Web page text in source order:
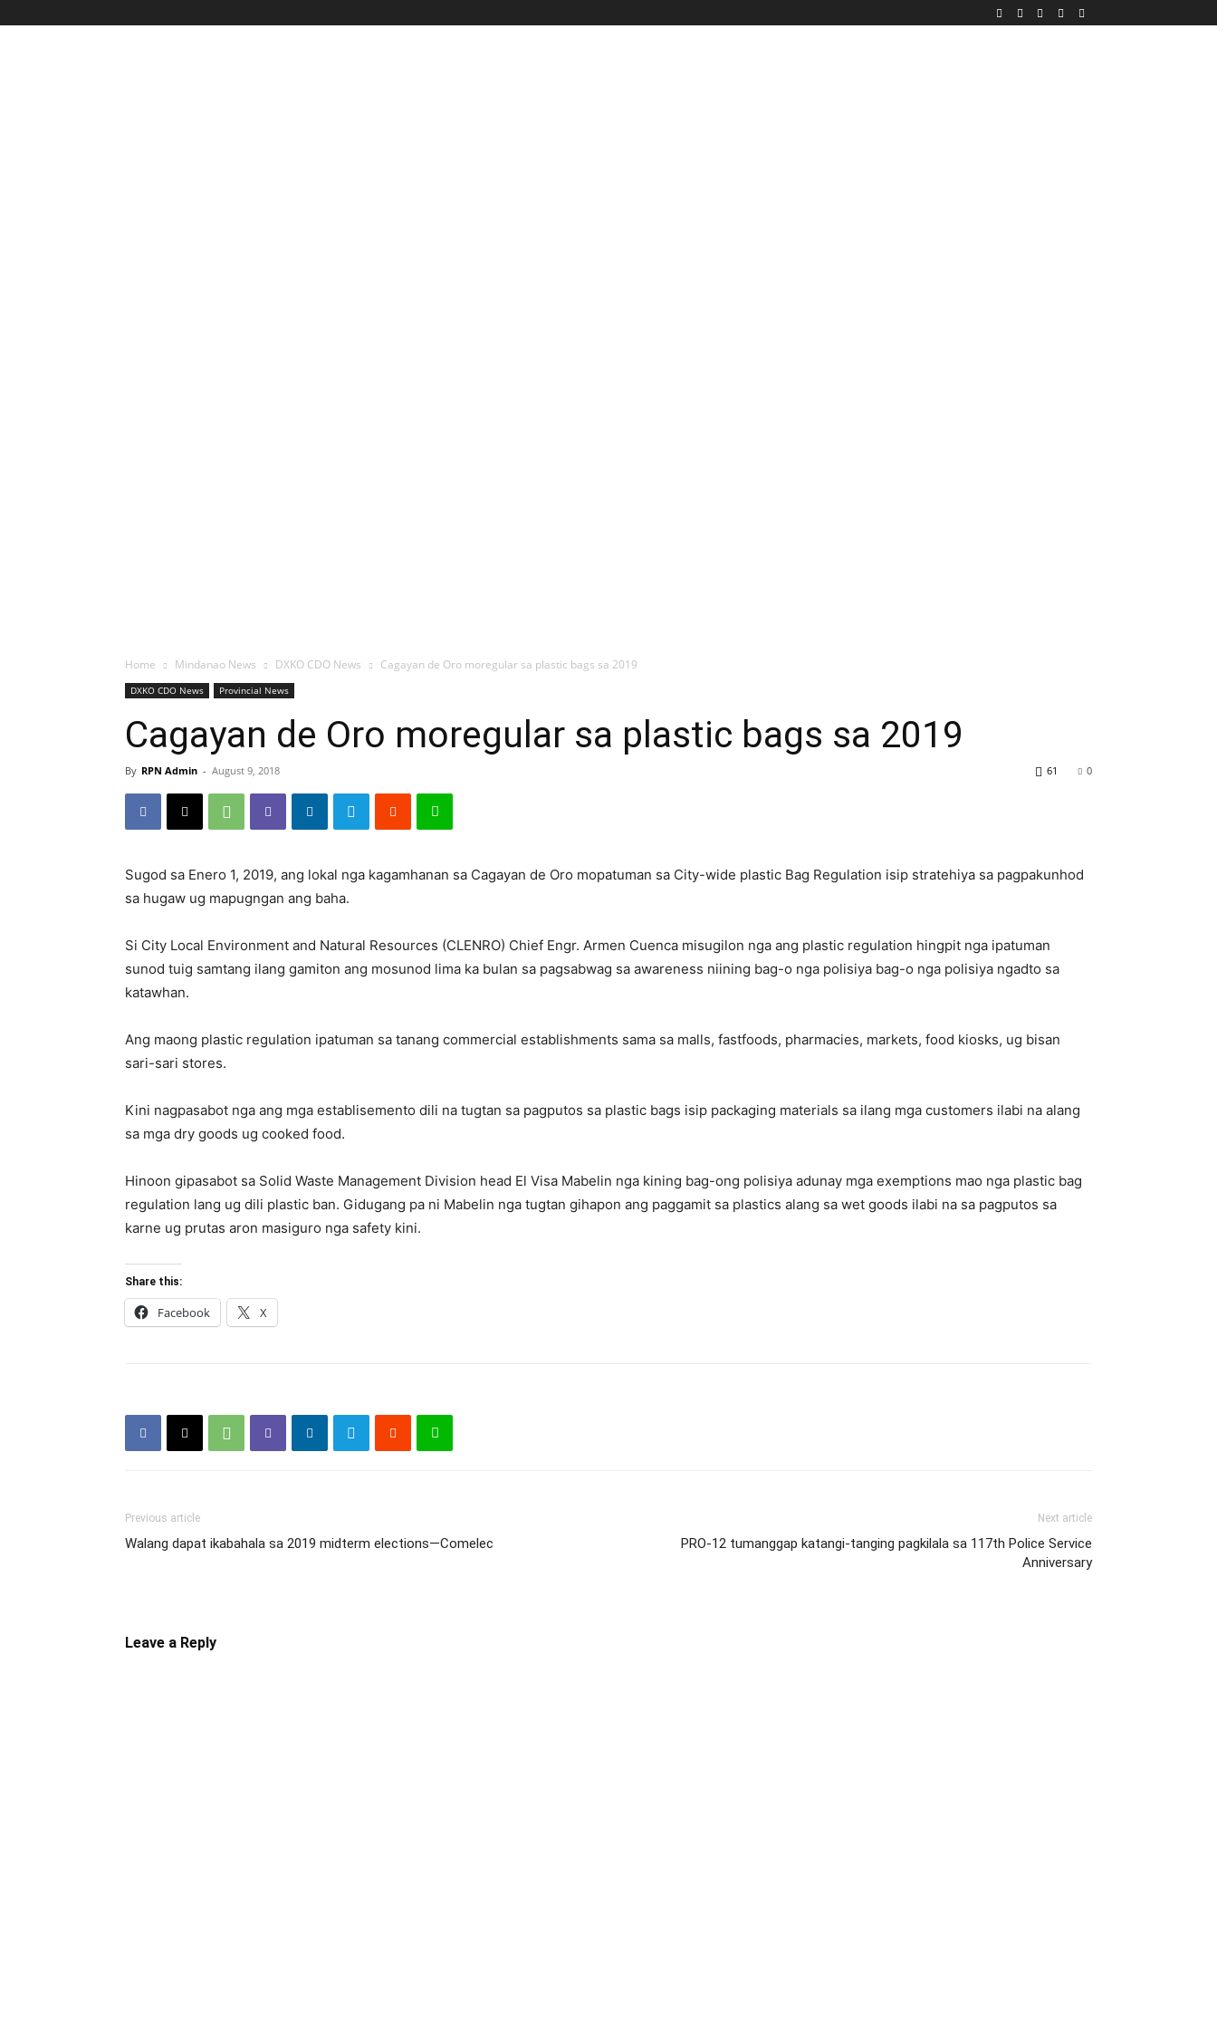
Home Mindanao News DXKO CDO News Cagayan de Oro moregular sa plastic bags sa 2019
DXKO CDO News Provincial News
Cagayan de Oro moregular sa plastic bags sa 2019
By RPN Admin - August 9, 2018 0
61
Sugod sa Enero 1, 2019, ang lokal nga kagamhanan sa Cagayan de Oro mopatuman sa City-wide plastic Bag Regulation isip stratehiya sa pagpakunhod
sa hugaw ug mapugngan ang baha.
Si City Local Environment and Natural Resources (CLENRO) Chief Engr. Armen Cuenca misugilon nga ang plastic regulation hingpit nga ipatuman
sunod tuig samtang ilang gamiton ang mosunod lima ka bulan sa pagsabwag sa awareness niining bag-o nga polisiya bag-o nga polisiya ngadto sa
katawhan.
Ang maong plastic regulation ipatuman sa tanang commercial establishments sama sa malls, fastfoods, pharmacies, markets, food kiosks, ug bisan
sari-sari stores.
Kini nagpasabot nga ang mga establisemento dili na tugtan sa pagputos sa plastic bags isip packaging materials sa ilang mga customers ilabi na alang
sa mga dry goods ug cooked food.
Hinoon gipasabot sa Solid Waste Management Division head El Visa Mabelin nga kining bag-ong polisiya adunay mga exemptions mao nga plastic bag
regulation lang ug dili plastic ban. Gidugang pa ni Mabelin nga tugtan gihapon ang paggamit sa plastics alang sa wet goods ilabi na sa pagputos sa
karne ug prutas aron masiguro nga safety kini.
Share this:
Facebook X
Previous article
Walang dapat ikabahala sa 2019 midterm elections—Comelec
Next article
PRO-12 tumanggap katangi-tanging pagkilala sa 117th Police Service
Anniversary
Leave a Reply